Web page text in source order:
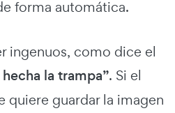
forma automática.
ingenuos, como dice el
la trampa”. Si el
quiere guardar la imagen